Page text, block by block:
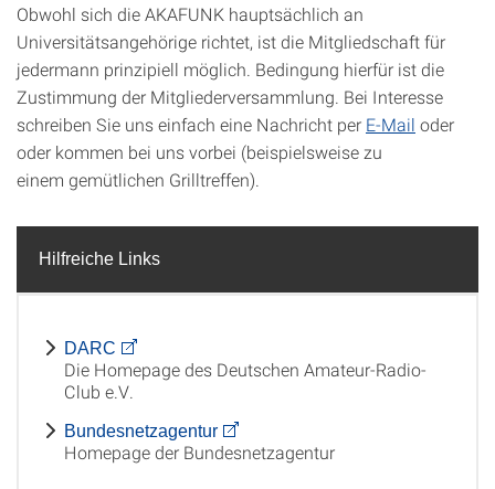
Obwohl sich die AKAFUNK hauptsächlich an
Universitätsangehörige richtet, ist die Mitgliedschaft für
jedermann prinzipiell möglich. Bedingung hierfür ist die
Zustimmung der Mitgliederversammlung. Bei Interesse
schreiben Sie uns einfach eine Nachricht per E-Mail oder
oder kommen bei uns vorbei (beispielsweise zu
einem gemütlichen Grilltreffen).
Hilfreiche Links
DARC
Die Homepage des Deutschen Amateur-Radio-
Club e.V.
Bundesnetzagentur
Homepage der Bundesnetzagentur